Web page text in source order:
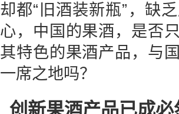
却都“旧酒装新瓶”，缺
心，中国的果酒，是否
其特色的果酒产品，与
一席之地吗？
创新果酒产品已成必